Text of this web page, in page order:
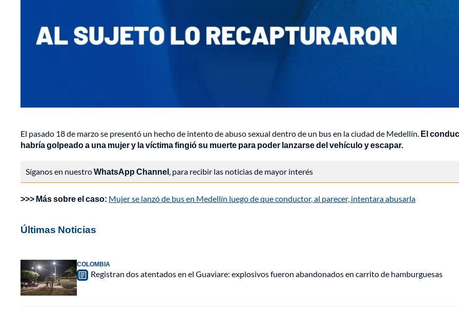
El pasado 18 de marzo se presentó un hecho de intento de abuso sexual dentro de un bus en la ciudad de Medellín. El
habría golpeado a una mujer y la víctima fingió su muerte para poder lanzarse del vehículo y escapar.
Síganos en nuestroWhatsApp Channel, para recibir las noticias de mayor interés
>>> Más sobre el caso: Mujer se lanzó de bus en Medellín luego de que conductor, al parecer, intentara abusarla
Últimas Noticias
COLOMBIA
Registran dos atentados en el Guaviare: explosivos fueron abandonados en carrito de hamburguesas